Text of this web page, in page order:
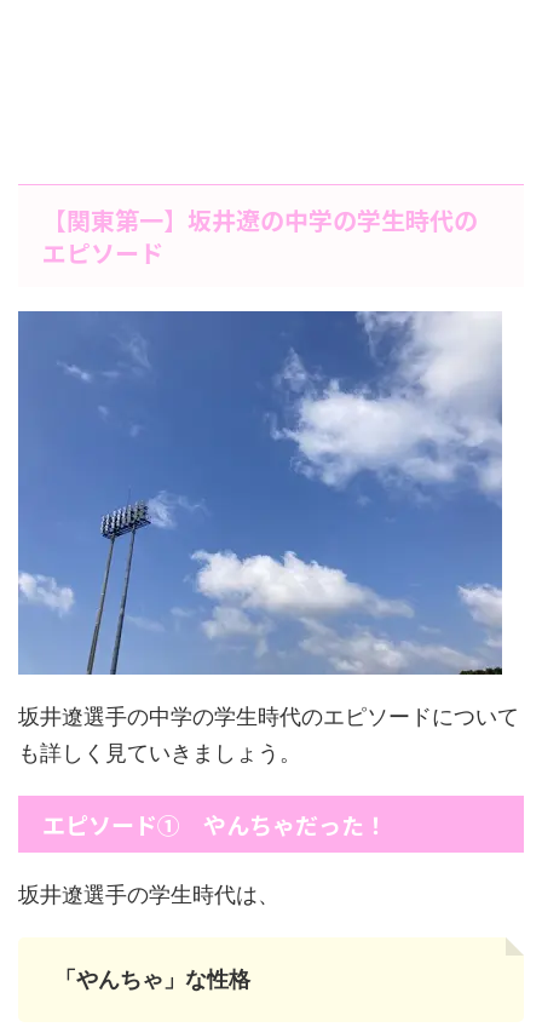
【関東第一】坂井遼の中学の学生時代の
エピソード
坂井遼選手の中学の学生時代のエピソードについて
も詳しく見ていきましょう。
エピソード① やんちゃだった！
坂井遼選手の学生時代は、
「やんちゃ」な性格